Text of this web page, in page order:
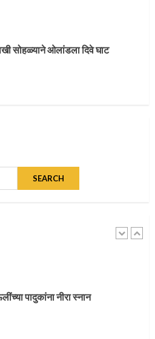
सोहळ्याने ओलांडला दिवे घाट
SEARCH